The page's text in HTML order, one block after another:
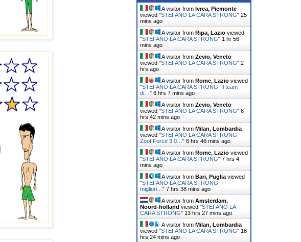
A visitor from Ivrea, Piemonte
viewed "STEFANO LA CARA STRONG" 25
mins ago
A visitor from Ripa, Lazio viewed
"STEFANO LA CARA STRONG" 1 hr 56
mins ago
A visitor from Zevio, Veneto
viewed "STEFANO LA CARA STRONG" 2
hrs 1 min ago
A visitor from Rome, Lazio viewed
"STEFANO LA CARA STRONG: Il team
di… " 6 hrs 7 mins ago
A visitor from Zevio, Veneto
viewed "STEFANO LA CARA STRONG" 6
hrs 42 mins ago
A visitor from Milan, Lombardia
viewed "STEFANO LA CARA STRONG:
Zoot Force 3.0… " 6 hrs 46 mins ago
A visitor from Rome, Lazio viewed
"STEFANO LA CARA STRONG" 7 hrs 4
mins ago
A visitor from Bari, Puglia viewed
"STEFANO LA CARA STRONG: I
migliori… " 7 hrs 38 mins ago
A visitor from Amsterdam,
Noord-holland viewed "STEFANO LA
CARA STRONG" 13 hrs 27 mins ago
A visitor from Milan, Lombardia
viewed "STEFANO LA CARA STRONG" 16
hrs 24 mins ago